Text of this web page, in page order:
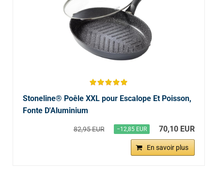
Stoneline® Poêle XXL pour Escalope Et Poisson,
Fonte D'Aluminium
82,95 EUR −12,85 EUR 70,10 EUR
En savoir plus